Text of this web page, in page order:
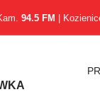
94.5 FM |